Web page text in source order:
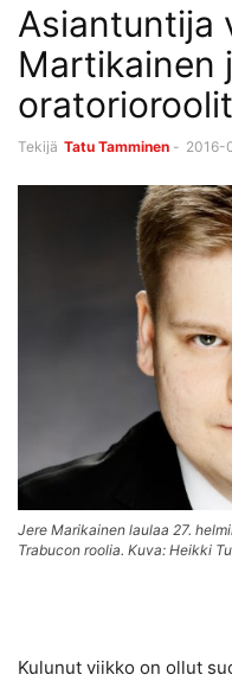
Asiantuntija
Martikainen
oratorioroolit
Tekijä Tatu Tamminen - 2016-
Jere Marikainen laulaa 27.
Trabucon roolia. Kuva: Heikki
Kulunut viikko on ollut